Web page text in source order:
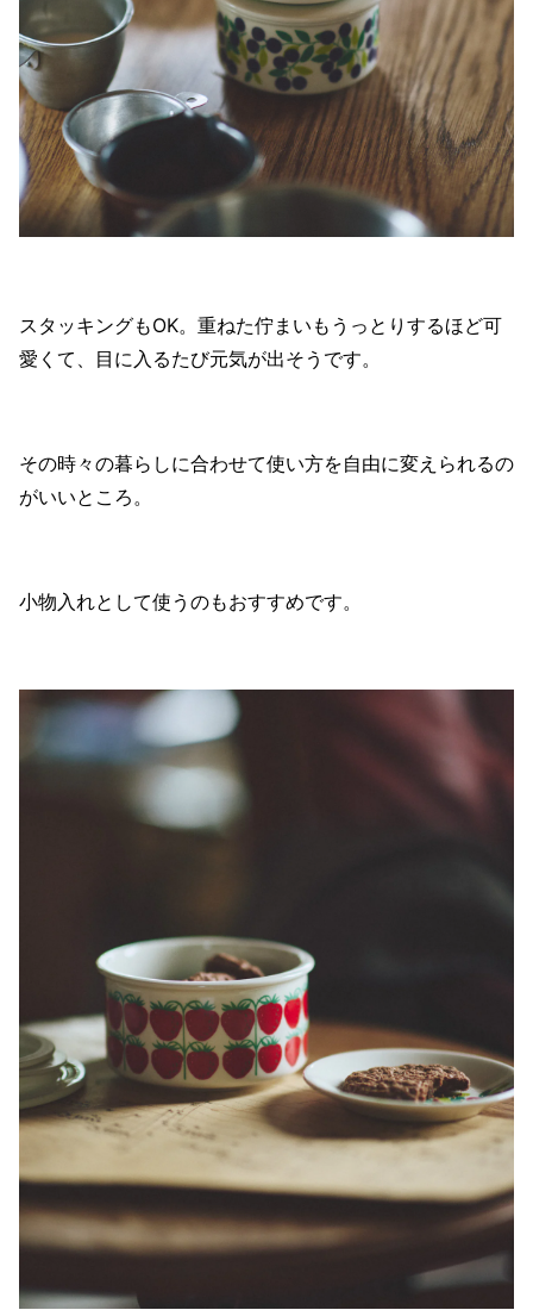
スタッキングもOK。重ねた佇まいもうっとりするほど可
愛くて、目に入るたび元気が出そうです。
その時々の暮らしに合わせて使い方を自由に変えられるの
がいいところ。
小物入れとして使うのもおすすめです。